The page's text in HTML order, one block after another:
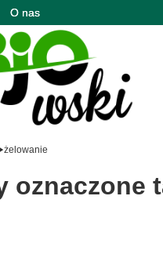
O nas
żelowanie
oznaczone